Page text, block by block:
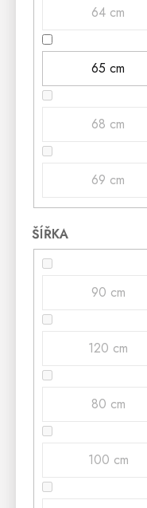
64 cm
65 cm
68 cm
69 cm
ŠÍŘKA
90 cm
120 cm
80 cm
100 cm